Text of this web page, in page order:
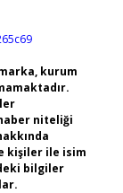
kurum
niteliği
kişiler ile isim
bilgiler